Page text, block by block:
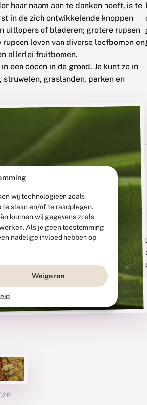
wij technologieën zoals
slaan en/of te raadplegen.
kunnen wij gegevens zoals
Als je geen toestemming
nadelige invloed hebben op
Weigeren
haar naam aan te danken heeft, is te
in de zich ontwikkelende knoppen
uitlopers of bladeren; grotere rupsen
leven van diverse loofbomen en
allerlei fruitbomen.
een cocon in de grond. Je kunt ze in
graslanden, parken en